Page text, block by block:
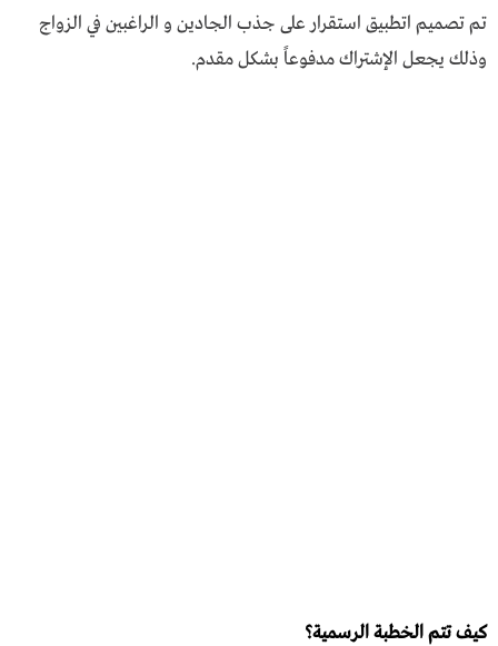
تم تصميم اتطبيق استقرار على جذب الجادين و الراغبين في الزواج
وذلك يجعل الإشتراك مدفوعاً بشكل مقدم.
كيف تتم الخطبة الرسمية؟